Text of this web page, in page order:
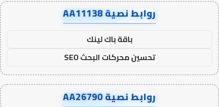
روابط نصية AA11138
باقة باك لينك
تحسين محركات البحث SEO
روابط نصية AA26790